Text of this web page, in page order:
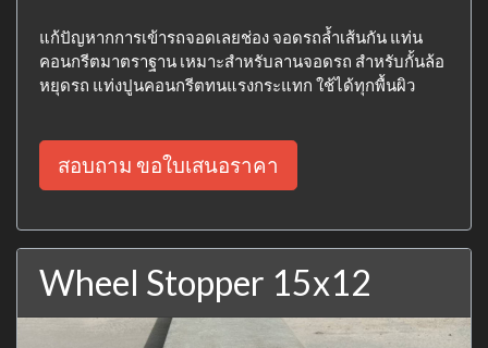
แก้ปัญหากการเข้ารถจอดเลยช่อง จอดรถล้ำเส้นกัน แท่น
คอนกรีตมาตราฐาน เหมาะสำหรับลานจอดรถ สำหรับกั้นล้อ
หยุดรถ แท่งปูนคอนกรีตทนแรงกระแทก ใช้ได้ทุกพื้นผิว
สอบถาม ขอใบเสนอราคา
Wheel Stopper 15x12